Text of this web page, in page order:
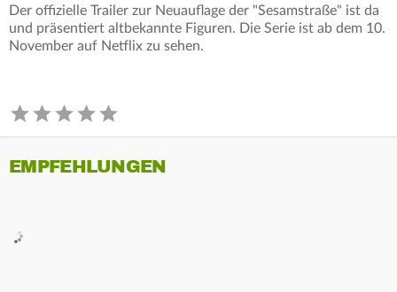
Der offizielle Trailer zur Neuauflage der "Sesamstraße" ist da
und präsentiert altbekannte Figuren. Die Serie ist ab dem 10.
November auf Netflix zu sehen.
EMPFEHLUNGEN